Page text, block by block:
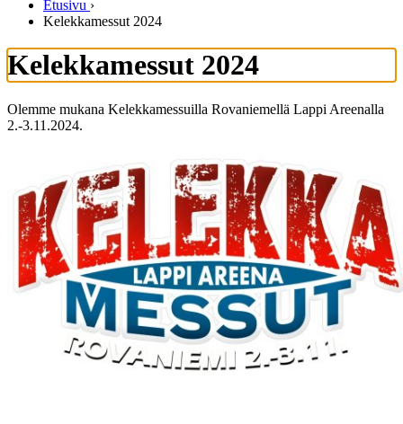
Etusivu ›
Kelekkamessut 2024
Kelekkamessut 2024
Olemme mukana Kelekkamessuilla Rovaniemellä Lappi Areenalla
2.-3.11.2024.